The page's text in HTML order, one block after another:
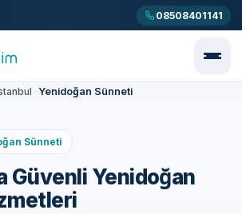
08508401141
Yenidoğan Sünneti
Sünneti
Güvenli Yenidoğan